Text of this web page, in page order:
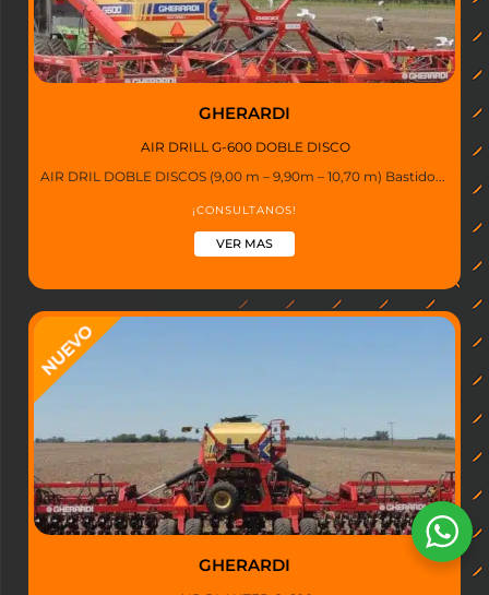
GHERARDI
AIR DRILL G-600 DOBLE DISCO
AIR DRIL DOBLE DISCOS (9,00 m – 9,90m – 10,70 m) Bastido...
¡CONSULTANOS!
VER MAS
GHERARDI